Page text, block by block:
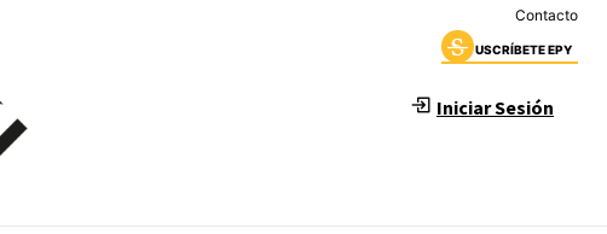
Contacto
USCRÍBETE EPY
Iniciar Sesión